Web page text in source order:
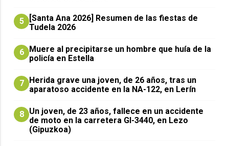
5
[Santa Ana 2026] Resumen de las fiestas de
Tudela 2026
6
Muere al precipitarse un hombre que huía de la
policía en Estella
7
Herida grave una joven, de 26 años, tras un
aparatoso accidente en la NA-122, en Lerín
8 Un joven, de 23 años, fallece en un accidente
de moto en la carretera GI-3440, en Lezo
(Gipuzkoa)